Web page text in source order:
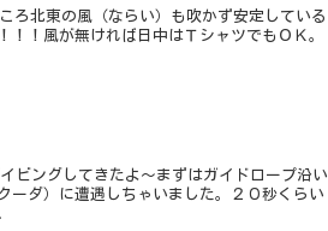
北東の風（ならい）も吹かず安定している
！風が無ければ日中はＴシャツでもＯＫ。
ングしてきたよ～まずはガイドロープ沿い
ーダ）に遭遇しちゃいました。２０秒くらい